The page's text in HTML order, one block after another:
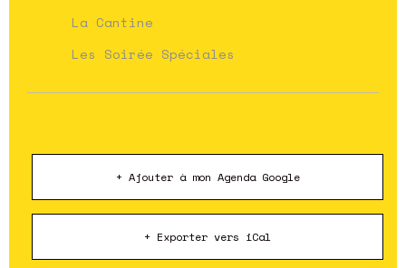
La Cantine
Les Soirée Spéciales
+ Ajouter à mon Agenda Google
+ Exporter vers iCal